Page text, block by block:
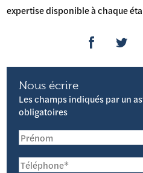
expertise disponible à chaque
Nous écrire
Les champs indiqués par un
obligatoires